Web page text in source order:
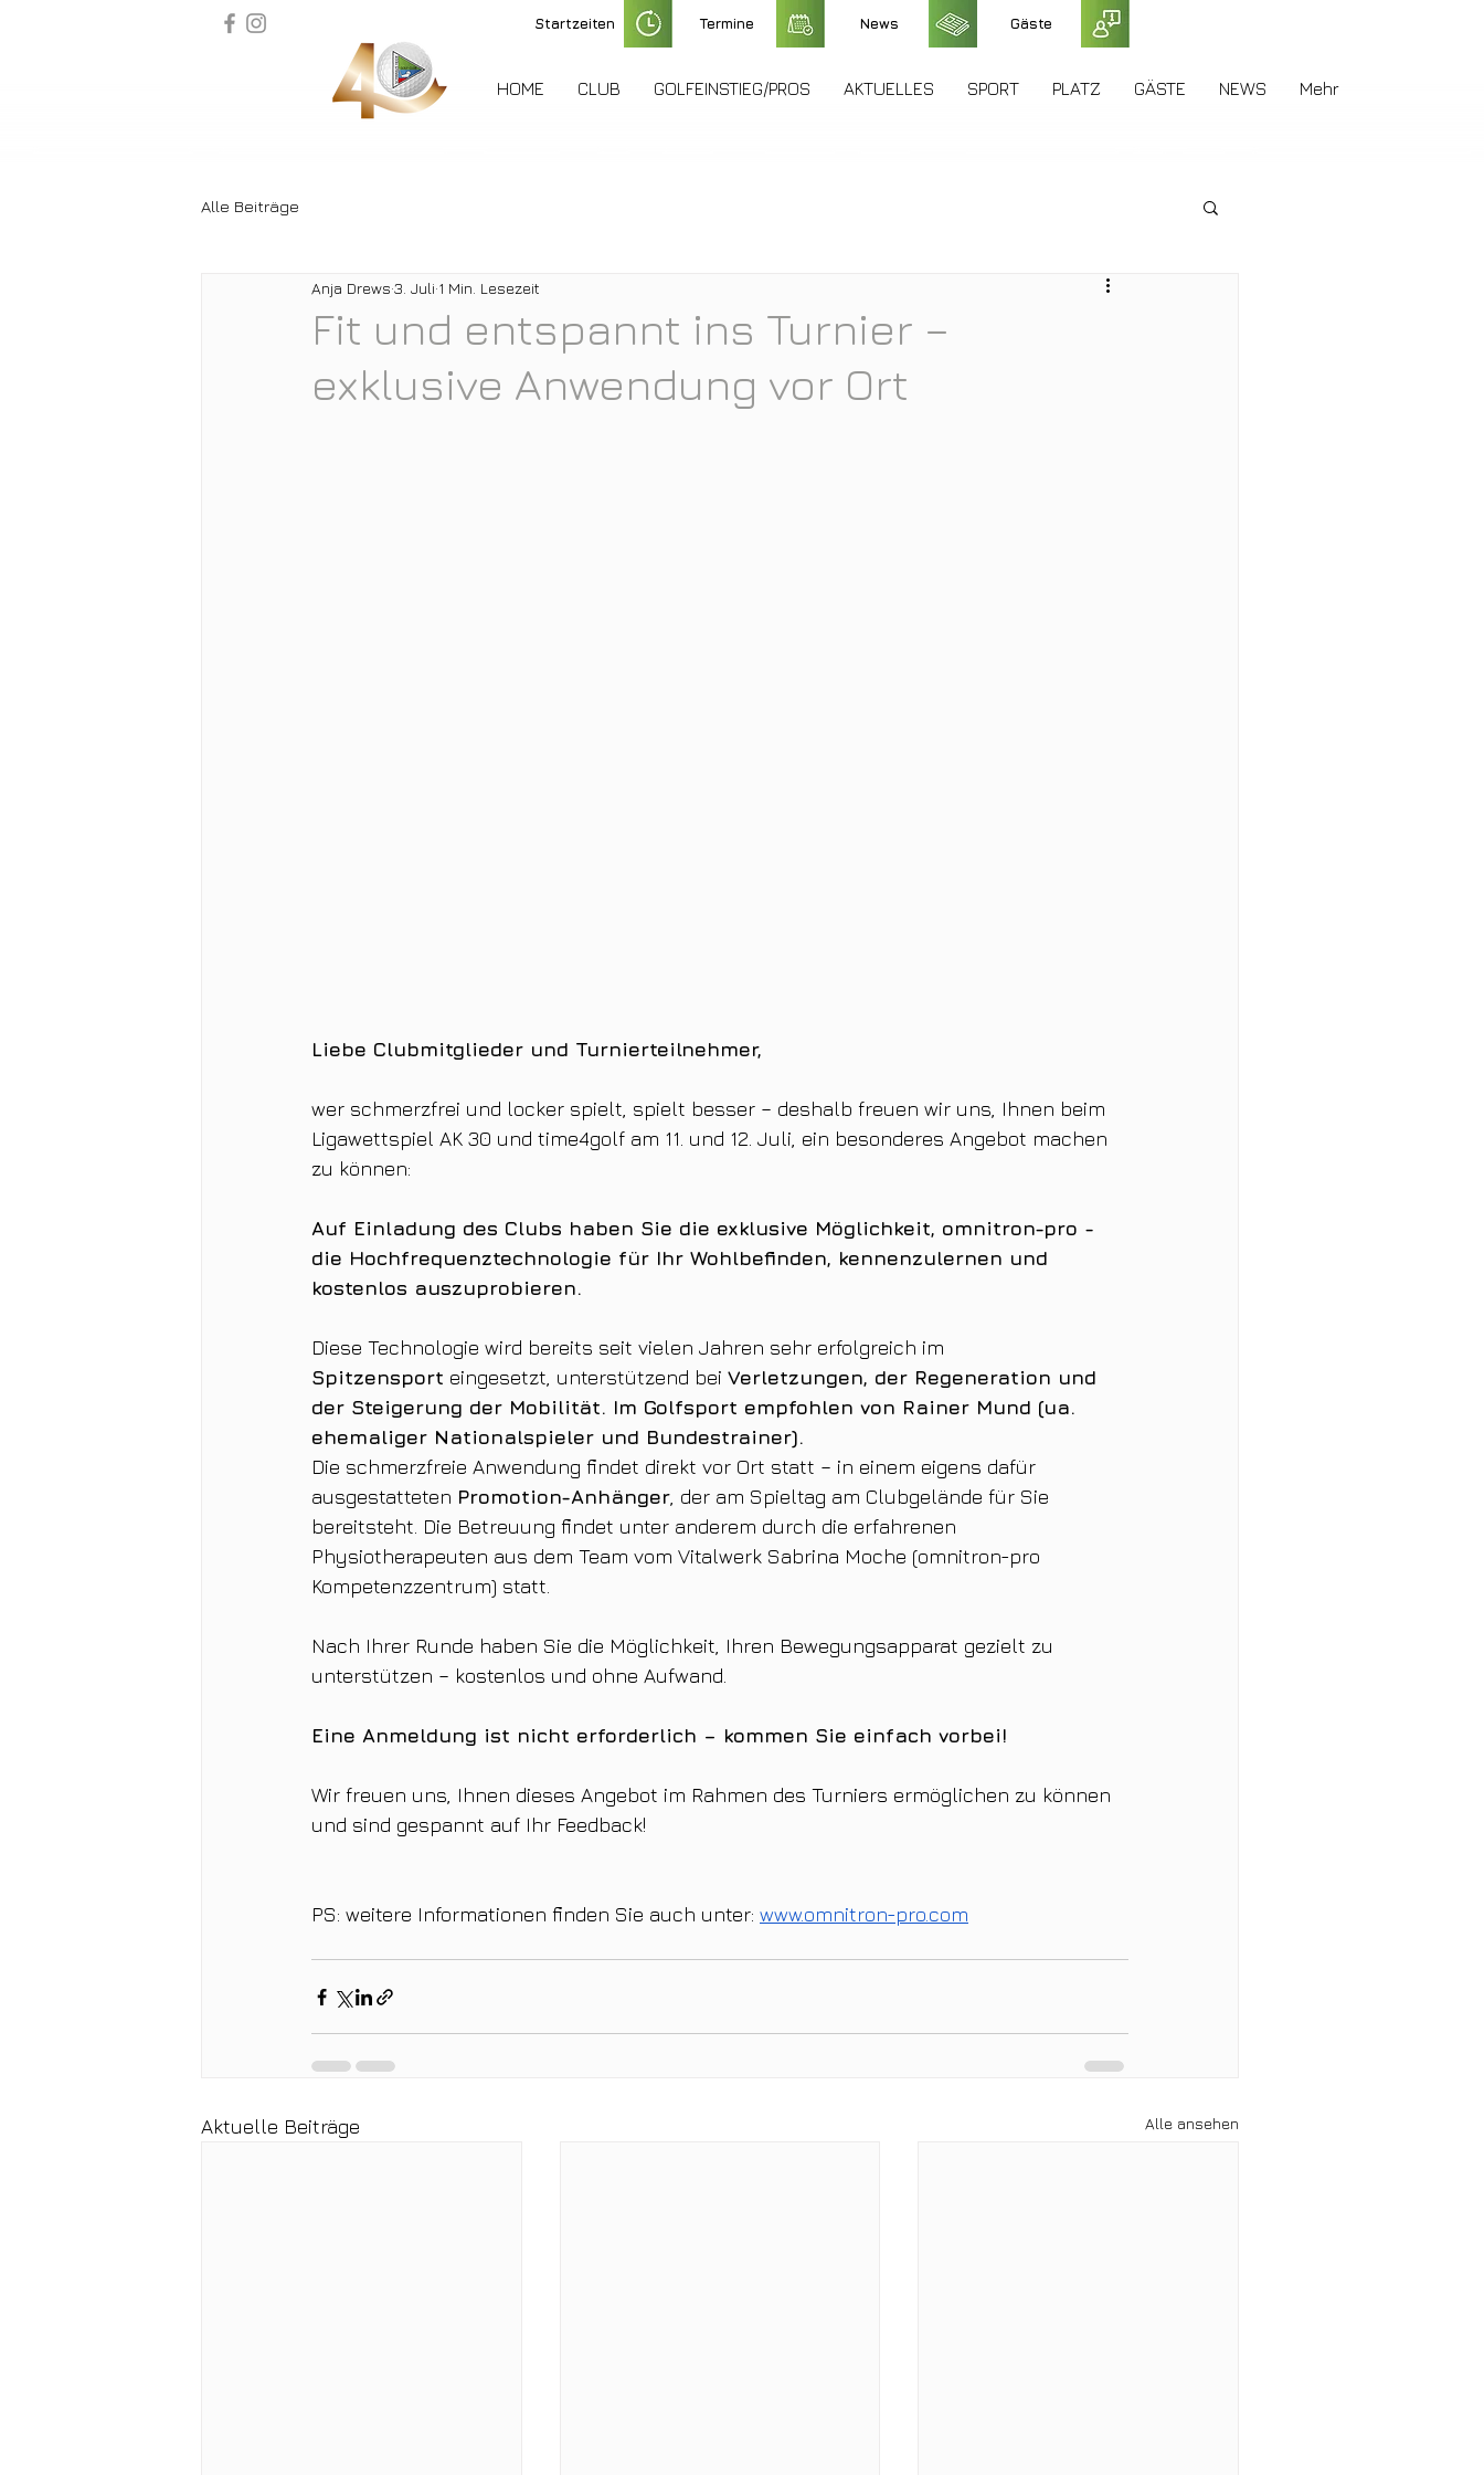
Startzeiten Termine News Gäste
HOME CLUB GOLFEINSTIEG/PROS AKTUELLES SPORT PLATZ GÄSTE NEWS Mehr
Alle Beiträge
Fit und entspannt ins Turnier –
exklusive Anwendung vor Ort
Anja Drews 3. Juli 1 Min. Lesezeit
Liebe Clubmitglieder und Turnierteilnehmer,
wer schmerzfrei und locker spielt, spielt besser – deshalb freuen wir uns, Ihnen beim
Ligawettspiel AK 30 und time4golf am 11. und 12. Juli, ein besonderes Angebot machen
zu können:
Auf Einladung des Clubs haben Sie die exklusive Möglichkeit, omnitron-pro -
die Hochfrequenztechnologie für Ihr Wohlbefinden, kennenzulernen und
kostenlos auszuprobieren.
Diese Technologie wird bereits seit vielen Jahren sehr erfolgreich im
Spitzensport eingesetzt, unterstützend bei Verletzungen, der Regeneration und
der Steigerung der Mobilität. Im Golfsport empfohlen von Rainer Mund (ua.
ehemaliger Nationalspieler und Bundestrainer).
Die schmerzfreie Anwendung findet direkt vor Ort statt – in einem eigens dafür
ausgestatteten Promotion-Anhänger , der am Spieltag am Clubgelände für Sie
bereitsteht. Die Betreuung findet unter anderem durch die erfahrenen
Physiotherapeuten aus dem Team vom Vitalwerk Sabrina Moche (omnitron-pro
Kompetenzzentrum) statt.
Nach Ihrer Runde haben Sie die Möglichkeit, Ihren Bewegungsapparat gezielt zu
unterstützen – kostenlos und ohne Aufwand.
Eine Anmeldung ist nicht erforderlich – kommen Sie einfach vorbei!
Wir freuen uns, Ihnen dieses Angebot im Rahmen des Turniers ermöglichen zu können
und sind gespannt auf Ihr Feedback!
PS: weitere Informationen finden Sie auch unter: www.omnitron-pro.com
Aktuelle Beiträge Alle ansehen